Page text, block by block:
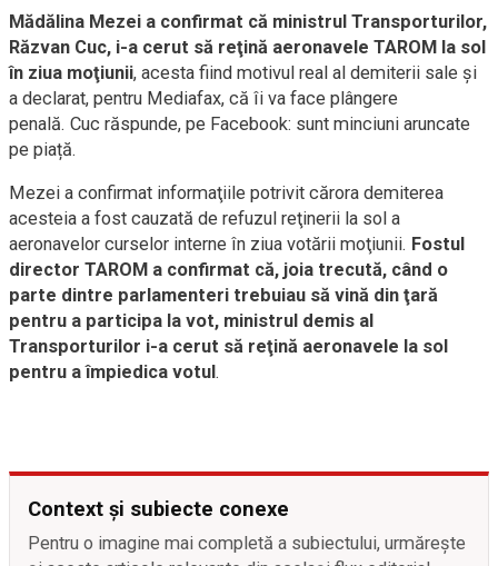
Mădălina Mezei a confirmat că ministrul Transporturilor,
Răzvan Cuc, i-a cerut să reţină aeronavele TAROM la sol
în ziua moţiunii, acesta fiind motivul real al demiterii sale şi
a declarat, pentru Mediafax, că îi va face plângere
penală. Cuc răspunde, pe Facebook: sunt minciuni aruncate
pe piață.
Mezei a confirmat informaţiile potrivit cărora demiterea
acesteia a fost cauzată de refuzul reţinerii la sol a
aeronavelor curselor interne în ziua votării moţiunii. Fostul
director TAROM a confirmat că, joia trecută, când o
parte dintre parlamenteri trebuiau să vină din ţară
pentru a participa la vot, ministrul demis al
Transporturilor i-a cerut să reţină aeronavele la sol
pentru a împiedica votul .
Context și subiecte conexe
Pentru o imagine mai completă a subiectului, urmărește